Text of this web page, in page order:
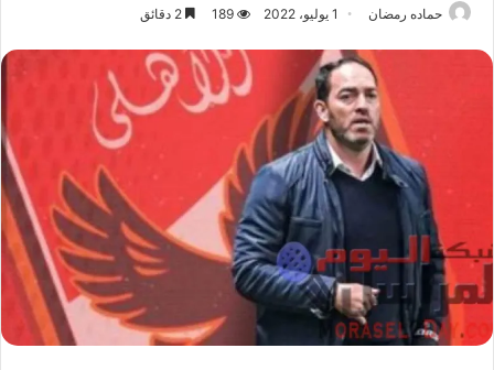
حماده رمضان 1 يوليو، 2022 189